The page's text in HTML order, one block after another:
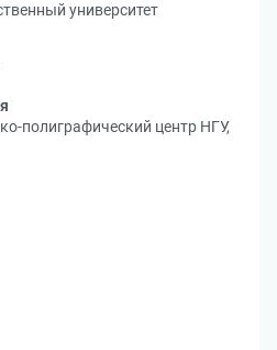
университет
полиграфический центр НГУ,